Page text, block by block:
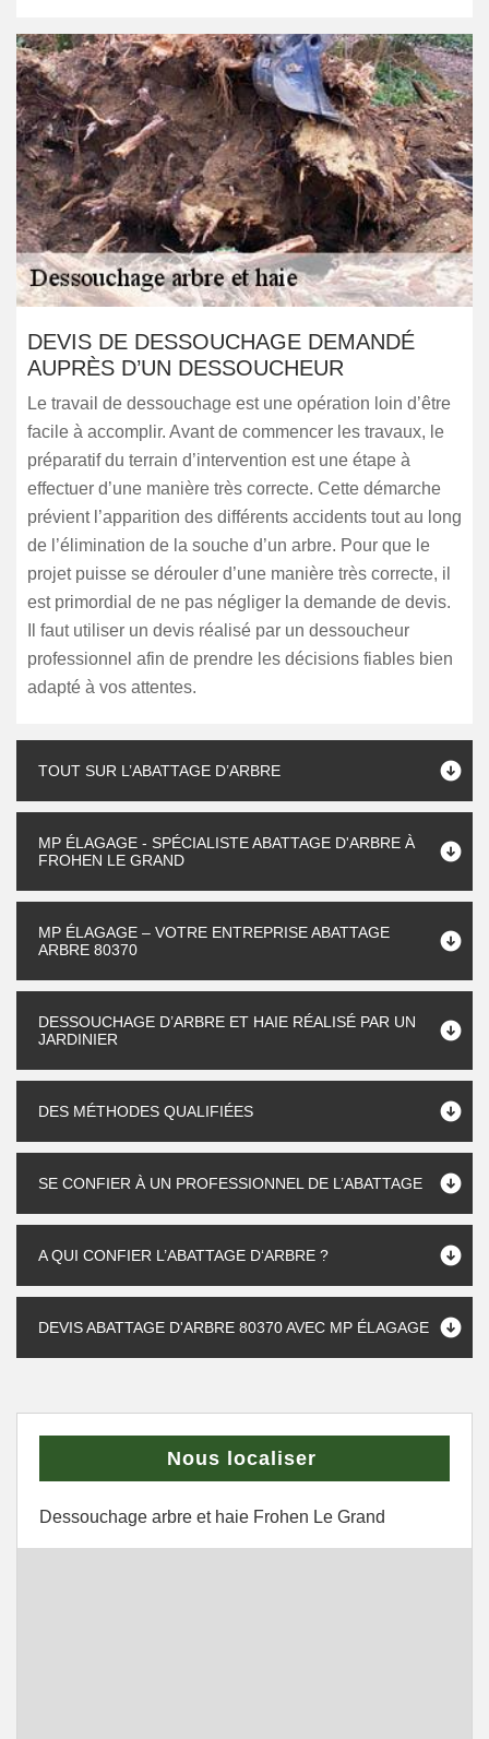
DEVIS DE DESSOUCHAGE DEMANDÉ
AUPRÈS D’UN DESSOUCHEUR
Le travail de dessouchage est une opération loin d’être
facile à accomplir. Avant de commencer les travaux, le
préparatif du terrain d’intervention est une étape à
effectuer d’une manière très correcte. Cette démarche
prévient l’apparition des différents accidents tout au long
de l’élimination de la souche d’un arbre. Pour que le
projet puisse se dérouler d’une manière très correcte, il
est primordial de ne pas négliger la demande de devis.
Il faut utiliser un devis réalisé par un dessoucheur
professionnel afin de prendre les décisions fiables bien
adapté à vos attentes.
TOUT SUR L’ABATTAGE D’ARBRE
MP ÉLAGAGE - SPÉCIALISTE ABATTAGE D'ARBRE À
FROHEN LE GRAND
MP ÉLAGAGE – VOTRE ENTREPRISE ABATTAGE
ARBRE 80370
DESSOUCHAGE D’ARBRE ET HAIE RÉALISÉ PAR UN
JARDINIER
DES MÉTHODES QUALIFIÉES
SE CONFIER À UN PROFESSIONNEL DE L’ABATTAGE
A QUI CONFIER L’ABATTAGE D‘ARBRE ?
DEVIS ABATTAGE D'ARBRE 80370 AVEC MP ÉLAGAGE
Nous localiser
Dessouchage arbre et haie Frohen Le Grand